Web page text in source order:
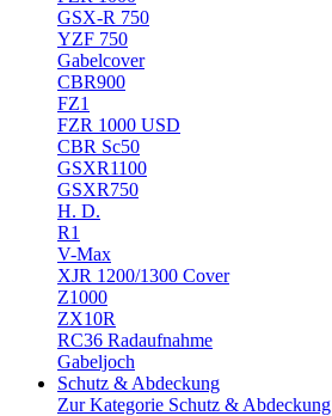
GSX-R 750
YZF 750
Gabelcover
CBR900
FZ1
FZR 1000 USD
CBR Sc50
GSXR1100
GSXR750
H. D.
R1
V-Max
XJR 1200/1300 Cover
Z1000
ZX10R
RC36 Radaufnahme
Gabeljoch
Schutz & Abdeckung
Zur Kategorie Schutz & Abdeckung